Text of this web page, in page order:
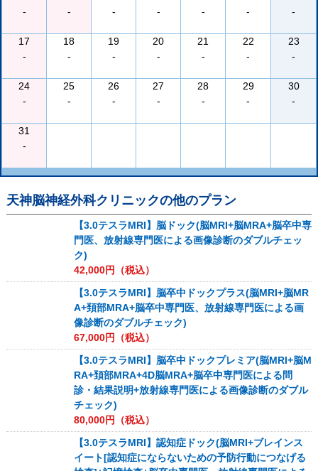
-
-
-
-
-
-
-
17
-
18
-
19
-
20
-
21
-
22
-
23
-
24
-
25
-
26
-
27
-
28
-
29
-
30
-
31
-
天神脳神経外科クリニックの他のプラン
【3.0テスラMRI】脳ドック(脳MRI+脳MRA+脳卒中専
門医、放射線専門医による画像診断のダブルチェッ
ク)
42,000円（税込）
【3.0テスラMRI】脳卒中ドックプラス(脳MRI+脳MR
A+頚部MRA+脳卒中専門医、放射線専門医による画
像診断のダブルチェック)
67,000円（税込）
【3.0テスラMRI】脳卒中ドックプレミア(脳MRI+脳M
RA+頚部MRA+4D脳MRA+脳卒中専門医による問
診・結果説明+放射線専門医による画像診断のダブル
チェック)
80,000円（税込）
【3.0テスラMRI】認知症ドック(脳MRI+ブレインス
イート[認知症にならないための予防行動につなげる